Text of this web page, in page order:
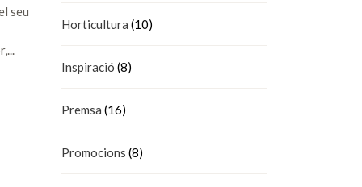
seu
Horticultura (10)
Inspiració (8)
Premsa (16)
Promocions (8)